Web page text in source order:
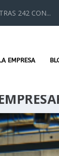
242 CON...
EMPRESA